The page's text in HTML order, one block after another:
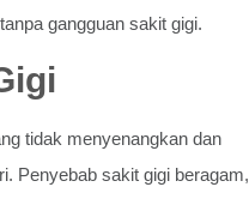
gangguan sakit gigi.
tidak menyenangkan dan
Penyebab sakit gigi beragam,